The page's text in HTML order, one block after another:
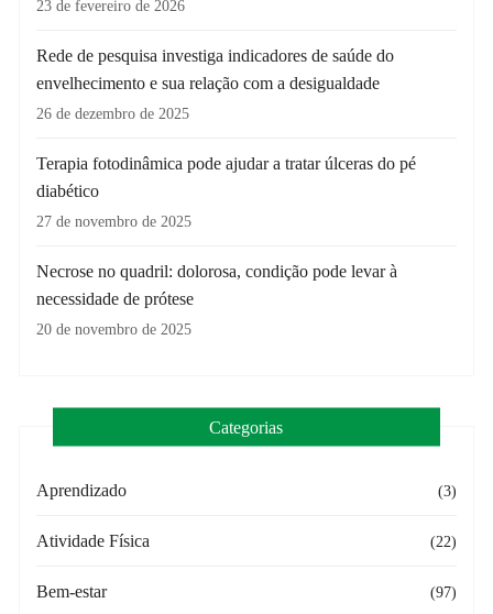
23 de fevereiro de 2026
Rede de pesquisa investiga indicadores de saúde do
envelhecimento e sua relação com a desigualdade
26 de dezembro de 2025
Terapia fotodinâmica pode ajudar a tratar úlceras do pé
diabético
27 de novembro de 2025
Necrose no quadril: dolorosa, condição pode levar à
necessidade de prótese
20 de novembro de 2025
Categorias
Aprendizado (3)
Atividade Física (22)
Bem-estar (97)